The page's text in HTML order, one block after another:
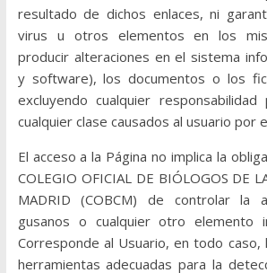
resultado de dichos enlaces, ni
virus u otros elementos en los
producir alteraciones en el sistema
y software), los documentos o los
excluyendo cualquier
cualquier clase causados al usuario por
El acceso a la Página no implica la
COLEGIO OFICIAL DE BIÓLOGOS DE
MADRID (COBCM) de controlar la
gusanos o cualquier otro elemento
Corresponde al Usuario, en todo caso,
herramientas adecuadas para la